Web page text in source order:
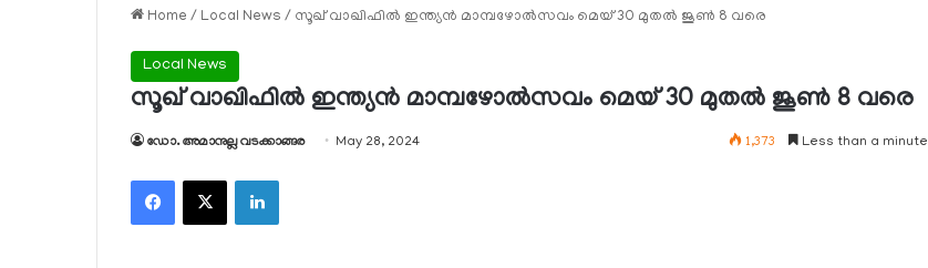
Home / Local News / സൂഖ് വാഖിഫില്‍ ഇന്ത്യന്‍ മാമ്പഴോല്‍സവം മെയ് 30 മുതല്‍ ജൂണ്‍ 8 വരെ
Local News
സൂഖ് വാഖിഫില്‍ ഇന്ത്യന്‍ മാമ്പഴോല്‍സവം മെയ് 30 മുതല്‍ ജൂണ്‍ 8 വരെ
ഡോ. അമാനുല്ല വടക്കാങ്ങര May 28, 2024 1,373 Less than a minute
Facebook
X LinkedIn